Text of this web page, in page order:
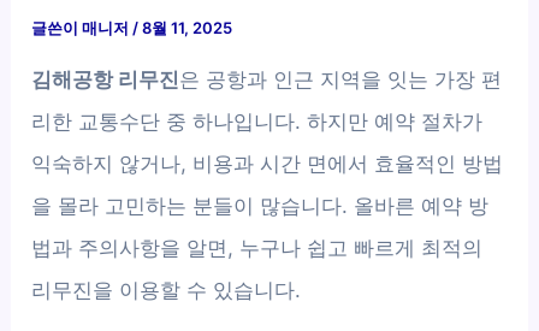
글쓴이매니저 /8월 11, 2025
김해공항 리무진은 공항과 인근 지역을 잇는 가장 편
리한 교통수단 중 하나입니다. 하지만 예약 절차가
익숙하지 않거나, 비용과 시간 면에서 효율적인 방법
을 몰라 고민하는 분들이 많습니다. 올바른 예약 방
법과 주의사항을 알면, 누구나 쉽고 빠르게 최적의
리무진을 이용할 수 있습니다.